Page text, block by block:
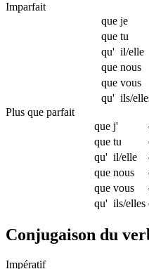
Imparfait
que je
que tu
qu' il/elle
que nous
que vous
qu' ils/
Plus que parfait
que j'
que tu
qu' il/elle
que nous
que vous
qu' ils/elles
Conjugaison du
Impératif